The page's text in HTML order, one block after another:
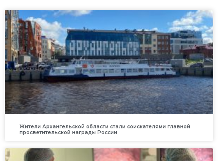
Жители Архангельской области стали соискателями главной
просветительской награды России